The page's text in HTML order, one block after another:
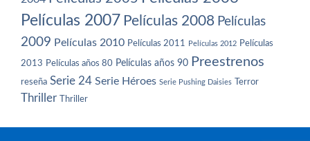
Películas 2007 Películas 2008 Películas
2009 Películas 2010 Películas 2011 Películas 2012 Películas
2013 Películas años 80 Películas años 90 Preestrenos
reseña Serie 24 Serie Héroes Serie Pushing Daisies Terror
Thriller Thriller